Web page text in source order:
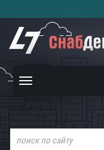
Toggle